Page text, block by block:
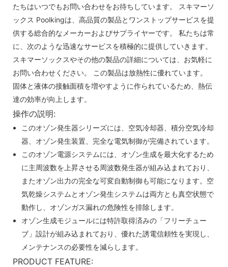
たちはいつでもお問い合わせをお待ちしています。 スキマーソ
ックス Poolkingは、高品質の製品とワンストップサービスを提
供する総合的なメーカーおよびサプライヤーです。 私たちは常
に、次のような迅速なサービスを積極的に提供していきます。
スキマーソックスやその他の製品の詳細については、お気軽に
お問い合わせください。 この製品は放熱性に優れています。
固体と液体の接触面積を増やすように作られているため、熱伝
達の効率が向上します。
操作の説明:
このオゾン発生器シリーズには、空気冷却器、積分空気冷却
器、オゾン発生装置、完全な電気制御が完備されています。
このオゾン電源システムには、オゾン生成を最大化するため
に主周波数を上昇させる周波数発生器が組み込まれており、
またオゾン出力の完全な可変自動制御も可能になります。空
気乾燥システムとオゾン発生システムは両方とも真空状態で
動作し、オゾンガス漏れの危険性を排除します。
オゾン生成モジュールには特許取得済みの「フリーチュー
ブ」設計が組み込まれており、優れた誘電信頼性を実現し、
メンテナンスの必要性を減らします。
PRODUCT FEATURE: